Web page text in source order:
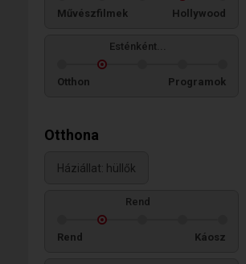
Művészfilmek Hollywood
Esténként...
Otthon Programok
Otthona
Háziállat: hüllők
Rend
Rend Káosz